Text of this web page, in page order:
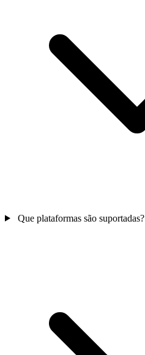
Que plataformas são suportadas?